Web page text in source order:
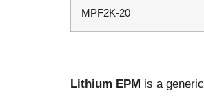
MPF2K-20
Lithium EPM is a